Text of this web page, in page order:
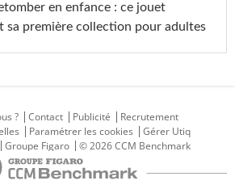
en enfance : ce jouet
sa première collection pour adultes
?
Contact Publicité
Recrutement
Paramétrer les cookies
Gérer Utiq
Groupe Figaro © 2026 CCM Benchmark